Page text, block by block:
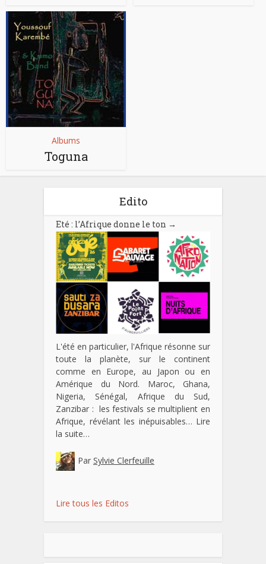
Albums
Toguna
Edito
Eté : l’Afrique donne le ton →
L'été en particulier, l'Afrique résonne sur
toute la planète, sur le continent
comme en Europe, au Japon ou en
Amérique du Nord. Maroc, Ghana,
Nigeria, Sénégal, Afrique du Sud,
Zanzibar : les festivals se multiplient en
Afrique, révélant les inépuisables… Lire
la suite…
Par Sylvie Clerfeuille
Lire tous les Editos